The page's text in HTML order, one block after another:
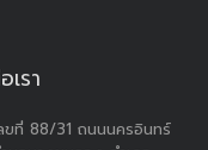
รา
ขที่ 88/31 ถนนนครอินทร์